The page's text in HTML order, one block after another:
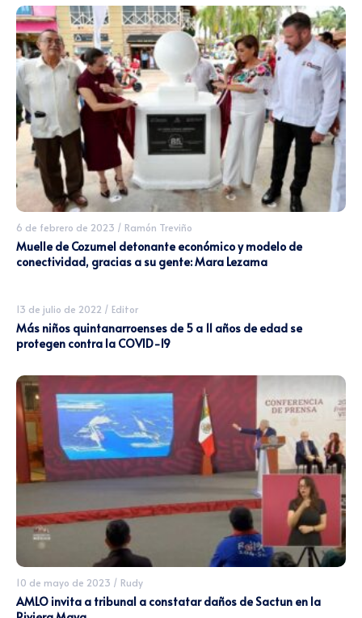
6 de febrero de 2023 / Ramón Treviño
Muelle de Cozumel detonante económico y modelo de
conectividad, gracias a su gente: Mara Lezama
13 de julio de 2022 / Editor
Más niños quintanarroenses de 5 a 11 años de edad se
protegen contra la COVID-19
10 de mayo de 2023 / Rudy
AMLO invita a tribunal a constatar daños de Sactun en la